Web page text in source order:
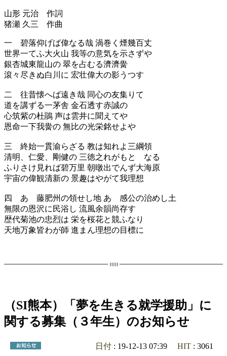
山形 元治 作詞
猪瀬 久三 作曲
一 碧落仰げば偉なる哉 渦巻く煙幾百丈
世界一てふ大火山 我等の意気を示さずや
銀杏城東龍山の 翠を占むる濟濟黌
滾々尽きぬ白川に 宏壮偉大の影うつす
二 往昔懐へば遠き哉 同心の友集りて
道を講ずる一茅舎 金石透す赤誠の
心筑紫の杜鵑 声は雲井に聞えてや
恩命一下我黌の 無比の光栄銘せよや
三 終始一貫渝らざる 教は知れよ三綱領
清明、仁愛、剛健の 三徳之れがもとゝなる
ふりさけ見れば碧万里 朝暾出でんず大海原
宇宙の偉観清新の 景趣はやがて我理想
四 あゝ藤肥州の領せし地 あゝ感公の治めし土
無限の恩沢に民浴し 流風余韻尚存す
歴代菊池の忠烈は 栄を桜花と競ふなり
天地万象皆わが師 進まん理想の目標に
（SI熊本）「夢を生きる就学援助」に
関する募集（３年生）のお知らせ
日付 : 19-12-13 07:39 HIT : 3061